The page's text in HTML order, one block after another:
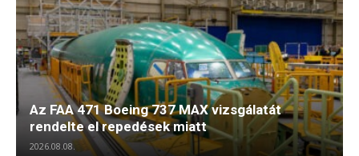
Az FAA 471 Boeing 737 MAX vizsgálatát
rendelte el repedések miatt
2026.08.08.